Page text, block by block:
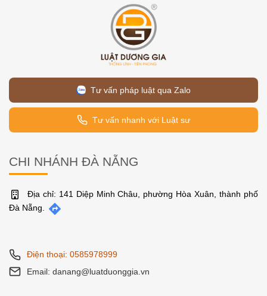
Tư vấn pháp luật qua Zalo
Tư vấn nhanh với Luật sư
CHI NHÁNH ĐÀ NẴNG
Địa chỉ: 141 Diệp Minh Châu, phường Hòa Xuân, thành phố
Đà Nẵng.
Điện thoại: 0585978999
Email: danang@luatduonggia.vn